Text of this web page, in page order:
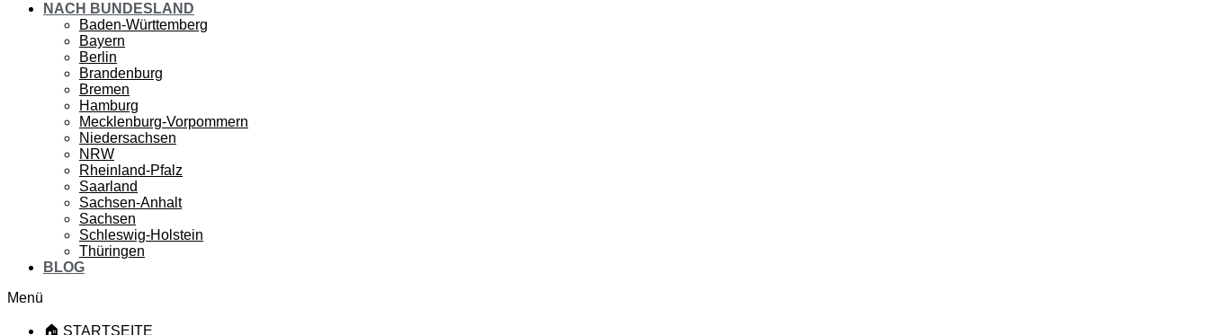
NACH BUNDESLAND
Baden-Württemberg
Bayern
Berlin
Brandenburg
Bremen
Hamburg
Mecklenburg-Vorpommern
Niedersachsen
NRW
Rheinland-Pfalz
Saarland
Sachsen-Anhalt
Sachsen
Schleswig-Holstein
Thüringen
BLOG
Menü
🏠 STARTSEITE